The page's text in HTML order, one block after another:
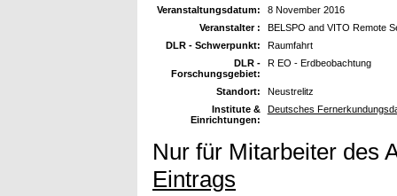
Veranstaltungsdatum:
8 November 2016
Veranstalter :
BELSPO and VITO Remote
DLR - Schwerpunkt:
Raumfahrt
DLR -
Forschungsgebiet:
R EO - Erdbeobachtung
Standort:
Neustrelitz
Institute &
Einrichtungen:
Deutsches
Nur für Mitarbeiter des
Eintrags